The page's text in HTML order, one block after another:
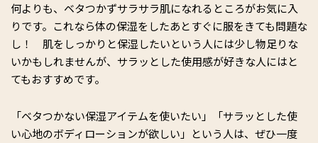
何よりも、ベタつかずサラサラ肌になれるところがお気に入
りです。これなら体の保湿をしたあとすぐに服をきても問題な
し！ 肌をしっかりと保湿したいという人には少し物足りな
いかもしれませんが、サラッとした使用感が好きな人にはと
てもおすすめです。
「ベタつかない保湿アイテムを使いたい」「サラッとした使
い心地のボディローションが欲しい」という人は、ぜひ一度